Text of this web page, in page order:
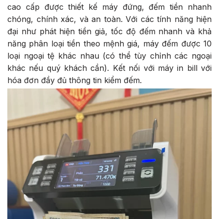
cao cấp được thiết kế máy đứng, đếm tiền nhanh
chóng, chính xác, và an toàn. Với các tính năng hiện
đại như phát hiện tiền giả, tốc độ đếm nhanh và khả
năng phân loại tiền theo mệnh giá, máy đếm được 10
loại ngoại tệ khác nhau (có thể tùy chỉnh các ngoại
khác nếu quý khách cần). Kết nối với máy in bill với
hóa đơn đầy đủ thông tin kiểm đếm.